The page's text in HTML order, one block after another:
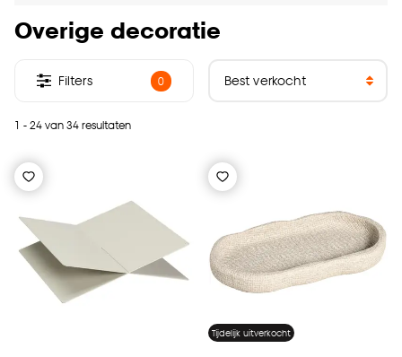
Overige decoratie
1 - 24 van 34 resultaten
Filters 0
Tijdelijk uitverkocht